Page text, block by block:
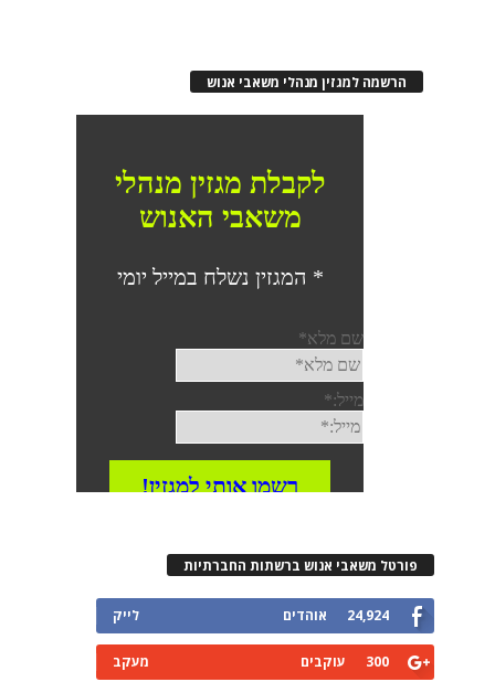
הרשמה למגזין מנהלי משאבי אנוש
פורטל משאבי אנוש ברשתות החברתיות
24,924 אוהדים לייק
300 עוקבים מעקב